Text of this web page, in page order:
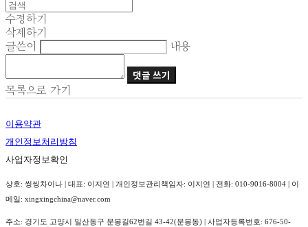
수정하기
삭제하기
글쓴이
내용
댓글 쓰기
목록으로 가기
이용약관
개인정보처리방침
사업자정보확인
상호: 씽씽차이나 | 대표: 이지연 | 개인정보관리책임자: 이지연 | 전화: 010-9016-8004 | 이
메일: xingxingchina@naver.com
주소: 경기도 고양시 일산동구 문봉길62번길 43-42(문봉동) | 사업자등록번호: 676-50-